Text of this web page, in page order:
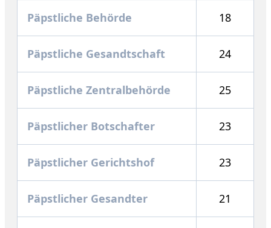
Päpstliche Behörde 18
Päpstliche Gesandtschaft 24
Päpstliche Zentralbehörde 25
Päpstlicher Botschafter 23
Päpstlicher Gerichtshof 23
Päpstlicher Gesandter 21